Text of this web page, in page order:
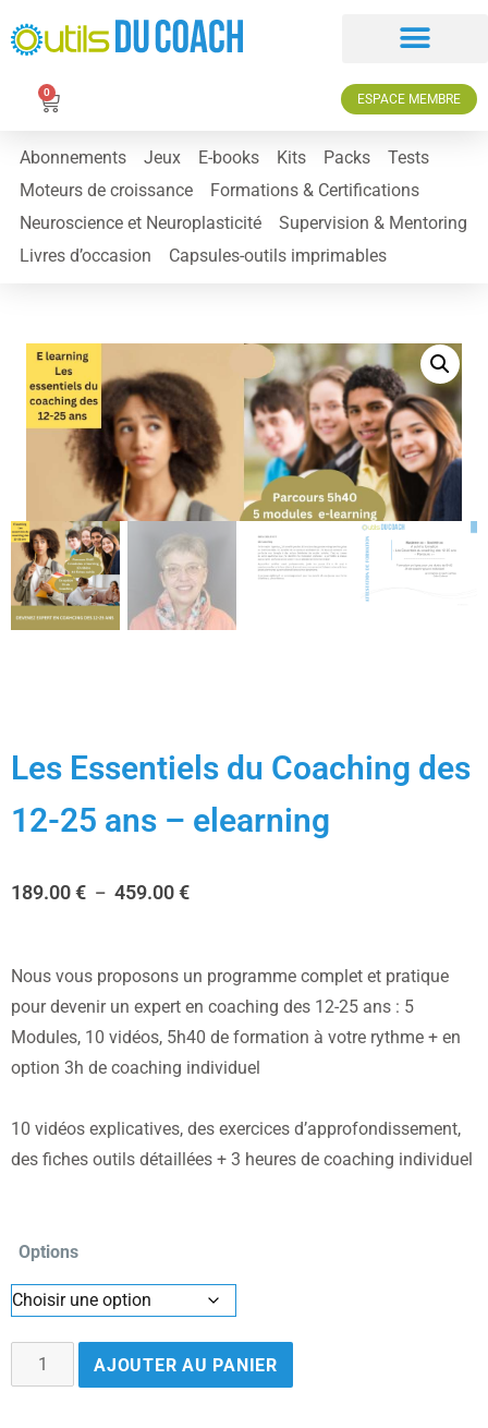
0 ESPACE MEMBRE
Abonnements Jeux E-books Kits Packs
Tests
Moteurs de croissance
Formations & Certifications
Neuroscience et Neuroplasticité
Supervision & Mentoring
Livres d’occasion
Capsules-outils imprimables
Les Essentiels du Coaching des
12-25 ans – elearning
189.00€ – 459.00€
Nous vous proposons un programme complet et pratique
pour devenir un expert en coaching des 12-25 ans : 5
Modules, 10 vidéos, 5h40 de formation à votre rythme + en
option 3h de coaching individuel
10 vidéos explicatives, des exercices d’approfondissement,
des fiches outils détaillées + 3 heures de coaching individuel
Options
AJOUTER AU PANIER